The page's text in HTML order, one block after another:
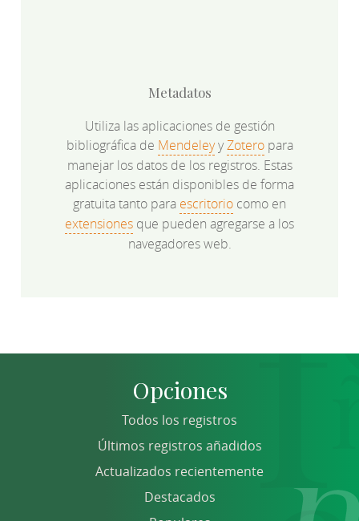
Metadatos
Utiliza las aplicaciones de gestión
bibliográfica de MendeleyyZoteropara
manejar los datos de los registros. Estas
aplicaciones están disponibles de forma
gratuita tanto para escritorio como en
extensiones que pueden agregarse a los
navegadores web.
Opciones
Todos los registros
Últimos registros añadidos
Actualizados recientemente
Destacados